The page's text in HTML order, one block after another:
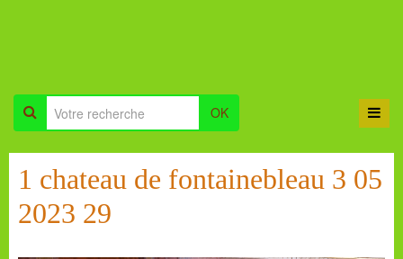
OK
1 chateau de fontainebleau 3 05
2023 29